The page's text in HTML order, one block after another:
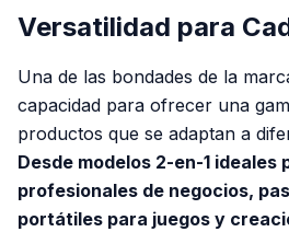
Versatilidad para
Una de las bondades de la
capacidad para ofrecer una
productos que se adaptan a
Desde modelos 2-en-1 ideales
profesionales de negocios,
portátiles para juegos y